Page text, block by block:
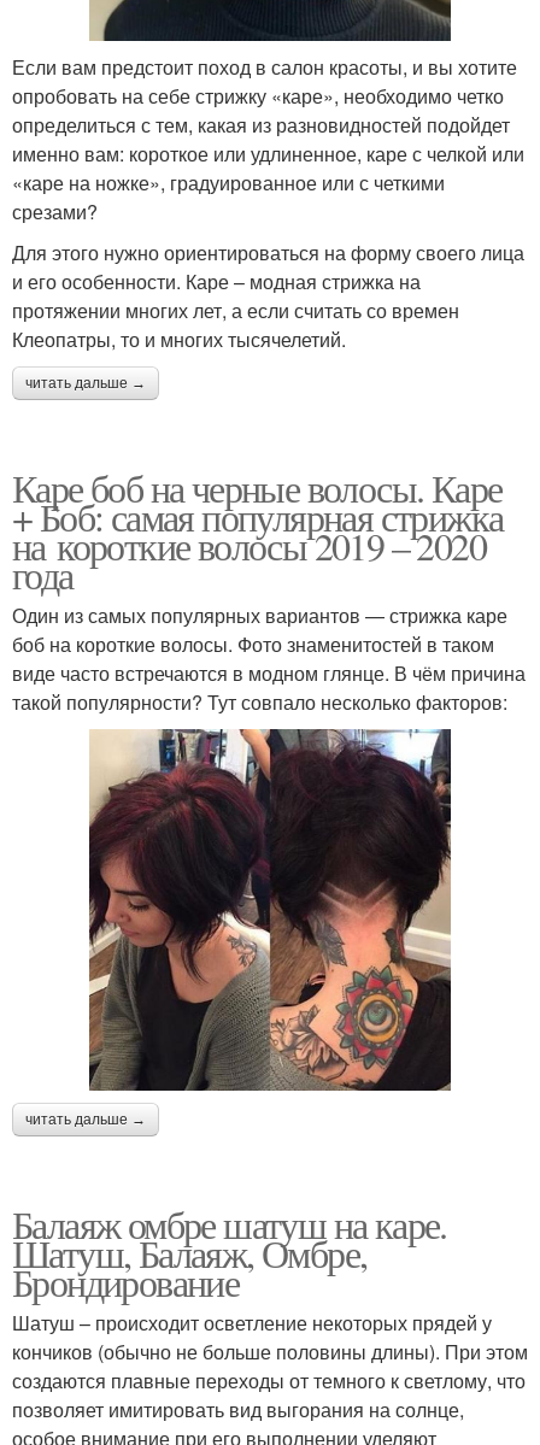
Если вам предстоит поход в салон красоты, и вы хотите
опробовать на себе стрижку «каре», необходимо четко
определиться с тем, какая из разновидностей подойдет
именно вам: короткое или удлиненное, каре с челкой или
«каре на ножке», градуированное или с четкими
срезами?
Для этого нужно ориентироваться на форму своего лица
и его особенности. Каре – модная стрижка на
протяжении многих лет, а если считать со времен
Клеопатры, то и многих тысячелетий.
читать дальше →
Каре боб на черные волосы. Каре
+ Боб: самая популярная стрижка
на короткие волосы 2019 – 2020
года
Один из самых популярных вариантов — стрижка каре
боб на короткие волосы. Фото знаменитостей в таком
виде часто встречаются в модном глянце. В чём причина
такой популярности? Тут совпало несколько факторов:
читать дальше →
Балаяж омбре шатуш на каре.
Шатуш, Балаяж, Омбре,
Брондирование
Шатуш – происходит осветление некоторых прядей у
кончиков (обычно не больше половины длины). При этом
создаются плавные переходы от темного к светлому, что
позволяет имитировать вид выгорания на солнце,
особое внимание при его выполнении уделяют